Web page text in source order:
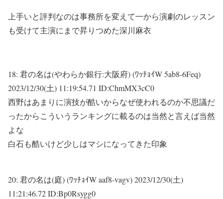
上手いと評判なのは事務所を変えて一から演劇のレッスン
も受けて主演にまで昇りつめた深川麻衣
18: 君の名は(やわらか銀行:大阪府) (ﾜｯﾁｮｲW 5ab8-6Feq)
2023/12/30(土) 11:19:54.71 ID:ChmMX3cC0
西野はあまりに演技が酷いからなぜ使われるのか不思議だ
ったからこういうランキングに載るのは当然と言えば当然
よな
白石も酷いけど少しはマシになってきた印象
20: 君の名は(庭) (ﾜｯﾁｮｲW aaf8-vagv)2023/12/30(土)
11:21:46.72 ID:Bp0Rsygg0